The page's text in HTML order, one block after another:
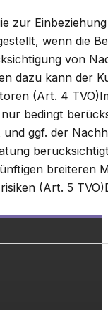
zur
wenn die
von
dazu kann der
(Art. 4
bedingt
ggf. der
breiteren
(Art. 5